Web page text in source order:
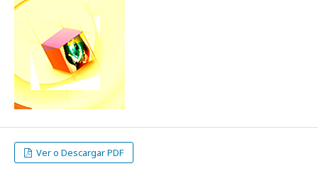
Ver o Descargar PDF